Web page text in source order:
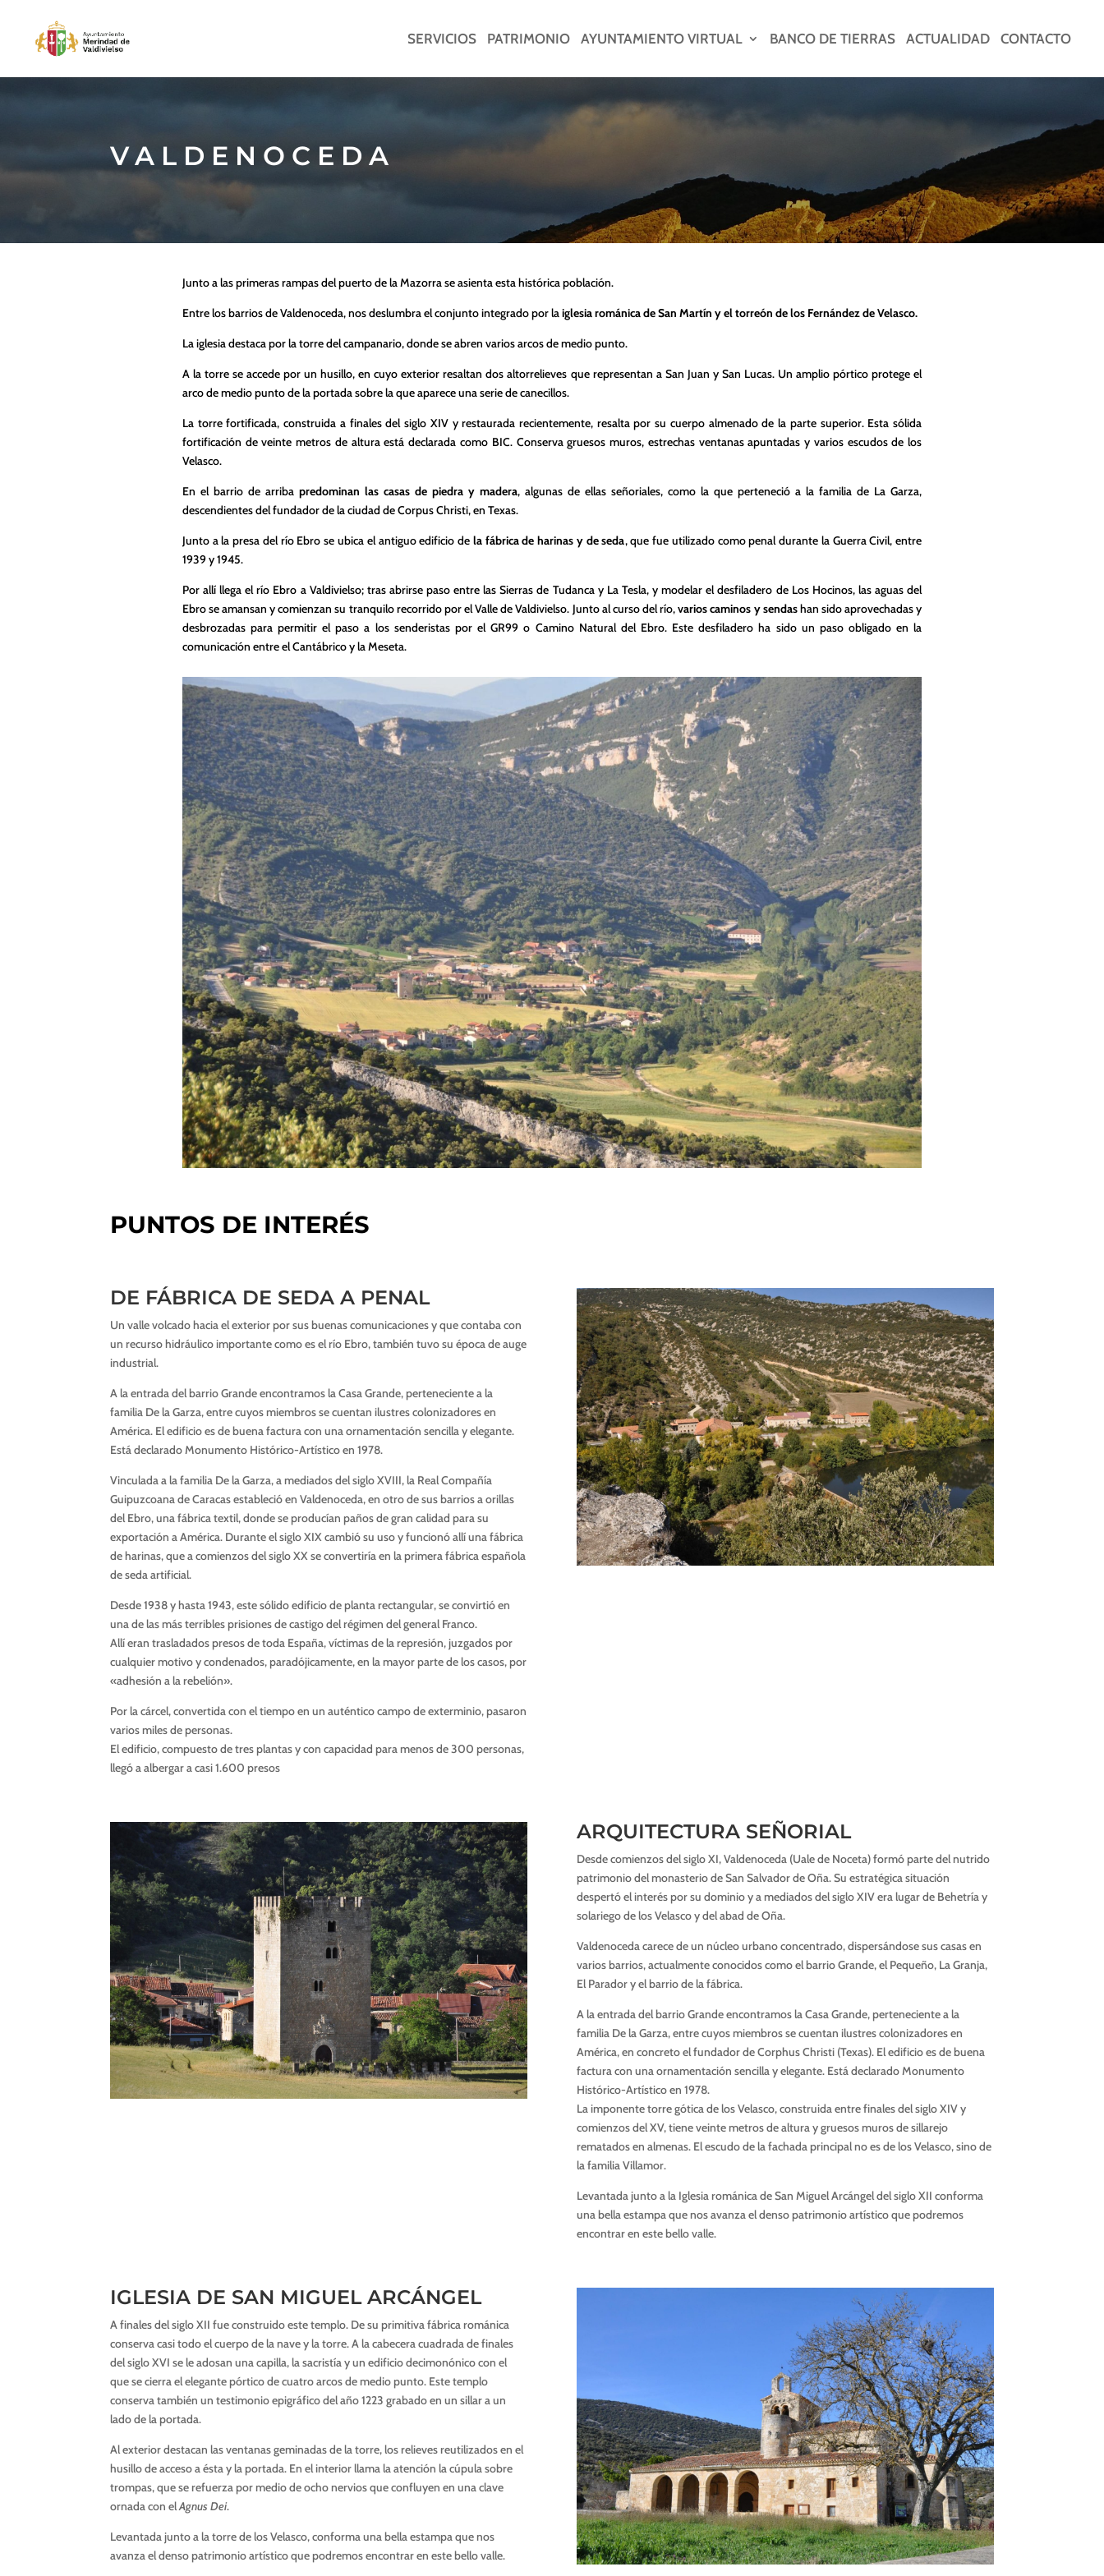
SERVICIOS PATRIMONIO AYUNTAMIENTO VIRTUAL BANCO DE TIERRAS ACTUALIDAD CONTACTO
VALDENOCEDA
Junto a las primeras rampas del puerto de la Mazorra se asienta esta histórica población.
Entre los barrios de Valdenoceda, nos deslumbra el conjunto integrado por laiglesia románica de San Martín y el torreón de los Fernández de Velasco.
La iglesia destaca por la torre del campanario, donde se abren varios arcos de medio punto.
A la torre se accede por un husillo, en cuyo exterior resaltan dos altorrelieves que representan a San Juan y San Lucas. Un amplio pórtico protege el
arco de medio punto de la portada sobre la que aparece una serie de canecillos.
La torre fortificada, construida a finales del siglo XIV y restaurada recientemente, resalta por su cuerpo almenado de la parte superior. Esta sólida
fortificación de veinte metros de altura está declarada como BIC. Conserva gruesos muros, estrechas ventanas apuntadas y varios escudos de los
Velasco.
En el barrio de arriba predominan las casas de piedra y madera, algunas de ellas señoriales, como la que perteneció a la familia de La Garza,
descendientes del fundador de la ciudad de Corpus Christi, en Texas.
Junto a la presa del río Ebro se ubica el antiguo edificio de la fábrica de harinas y de seda, que fue utilizado como penal durante la Guerra Civil, entre
1939 y 1945.
Por allí llega el río Ebro a Valdivielso; tras abrirse paso entre las Sierras de Tudanca y La Tesla, y modelar el desfiladero de Los Hocinos, las aguas del
Ebro se amansan y comienzan su tranquilo recorrido por el Valle de Valdivielso. Junto al curso del río,varios caminos y sendashan sido aprovechadas y
desbrozadas para permitir el paso a los senderistas por el GR99 o Camino Natural del Ebro. Este desfiladero ha sido un paso obligado en la
comunicación entre el Cantábrico y la Meseta.
PUNTOS DE INTERÉS
DE FÁBRICA DE SEDA A PENAL
Un valle volcado hacia el exterior por sus buenas comunicaciones y que contaba con
un recurso hidráulico importante como es el río Ebro, también tuvo su época de auge
industrial.
A la entrada del barrio Grande encontramos la Casa Grande, perteneciente a la
familia De la Garza, entre cuyos miembros se cuentan ilustres colonizadores en
América. El edificio es de buena factura con una ornamentación sencilla y elegante.
Está declarado Monumento Histórico-Artístico en 1978.
Vinculada a la familia De la Garza, a mediados del siglo XVIII, la Real Compañía
Guipuzcoana de Caracas estableció en Valdenoceda, en otro de sus barrios a orillas
del Ebro, una fábrica textil, donde se producían paños de gran calidad para su
exportación a América. Durante el siglo XIX cambió su uso y funcionó allí una fábrica
de harinas, que a comienzos del siglo XX se convertiría en la primera fábrica española
de seda artificial.
Desde 1938 y hasta 1943, este sólido edificio de planta rectangular, se convirtió en
una de las más terribles prisiones de castigo del régimen del general Franco.
Allí eran trasladados presos de toda España, víctimas de la represión, juzgados por
cualquier motivo y condenados, paradójicamente, en la mayor parte de los casos, por
«adhesión a la rebelión».
Por la cárcel, convertida con el tiempo en un auténtico campo de exterminio, pasaron
varios miles de personas.
El edificio, compuesto de tres plantas y con capacidad para menos de 300 personas,
llegó a albergar a casi 1.600 presos
ARQUITECTURA SEÑORIAL
Desde comienzos del siglo XI, Valdenoceda (Uale de Noceta) formó parte del nutrido
patrimonio del monasterio de San Salvador de Oña. Su estratégica situación
despertó el interés por su dominio y a mediados del siglo XIV era lugar de Behetría y
solariego de los Velasco y del abad de Oña.
Valdenoceda carece de un núcleo urbano concentrado, dispersándose sus casas en
varios barrios, actualmente conocidos como el barrio Grande, el Pequeño, La Granja,
El Parador y el barrio de la fábrica.
A la entrada del barrio Grande encontramos la Casa Grande, perteneciente a la
familia De la Garza, entre cuyos miembros se cuentan ilustres colonizadores en
América, en concreto el fundador de Corphus Christi (Texas). El edificio es de buena
factura con una ornamentación sencilla y elegante. Está declarado Monumento
Histórico-Artístico en 1978.
La imponente torre gótica de los Velasco, construida entre finales del siglo XIV y
comienzos del XV, tiene veinte metros de altura y gruesos muros de sillarejo
rematados en almenas. El escudo de la fachada principal no es de los Velasco, sino de
la familia Villamor.
Levantada junto a la Iglesia románica de San Miguel Arcángel del siglo XII conforma
una bella estampa que nos avanza el denso patrimonio artístico que podremos
encontrar en este bello valle.
IGLESIA DE SAN MIGUEL ARCÁNGEL
A finales del siglo XII fue construido este templo. De su primitiva fábrica románica
conserva casi todo el cuerpo de la nave y la torre. A la cabecera cuadrada de finales
del siglo XVI se le adosan una capilla, la sacristía y un edificio decimonónico con el
que se cierra el elegante pórtico de cuatro arcos de medio punto. Este templo
conserva también un testimonio epigráfico del año 1223 grabado en un sillar a un
lado de la portada.
Al exterior destacan las ventanas geminadas de la torre, los relieves reutilizados en el
husillo de acceso a ésta y la portada. En el interior llama la atención la cúpula sobre
trompas, que se refuerza por medio de ocho nervios que confluyen en una clave
ornada con elAgnus Dei.
Levantada junto a la torre de los Velasco, conforma una bella estampa que nos
avanza el denso patrimonio artístico que podremos encontrar en este bello valle.